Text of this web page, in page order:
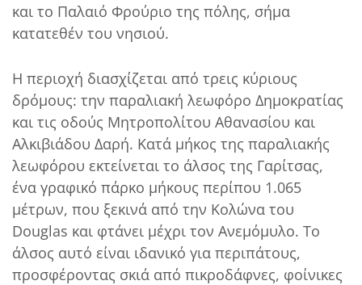
και το Παλαιό Φρούριο της πόλης, σήμα
κατατεθέν του νησιού.
Η περιοχή διασχίζεται από τρεις κύριους
δρόμους: την παραλιακή λεωφόρο Δημοκρατίας
και τις οδούς Μητροπολίτου Αθανασίου και
Αλκιβιάδου Δαρή. Κατά μήκος της παραλιακής
λεωφόρου εκτείνεται το άλσος της Γαρίτσας,
ένα γραφικό πάρκο μήκους περίπου 1.065
μέτρων, που ξεκινά από την Κολώνα του
Douglas και φτάνει μέχρι τον Ανεμόμυλο. Το
άλσος αυτό είναι ιδανικό για περιπάτους,
προσφέροντας σκιά από πικροδάφνες, φοίνικες